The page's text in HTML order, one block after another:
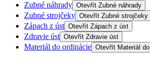
Zubné náhrady Otevřít Zubné náhrady
Zubné strojčeky Otevřít Zubné strojčeky
Zápach z úst Otevřít Zápach z úst
Zdravie úst Otevřít Zdravie úst
Materiál do ordinácie Otevřít Materiál